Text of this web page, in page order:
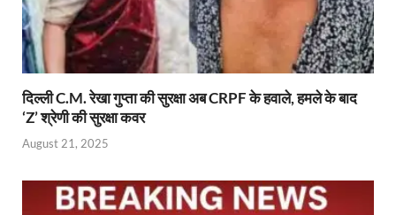
दिल्ली C.M. रेखा गुप्ता की सुरक्षा अब CRPF के हवाले, हमले के बाद
‘Z’ श्रेणी की सुरक्षा कवर
August 21, 2025